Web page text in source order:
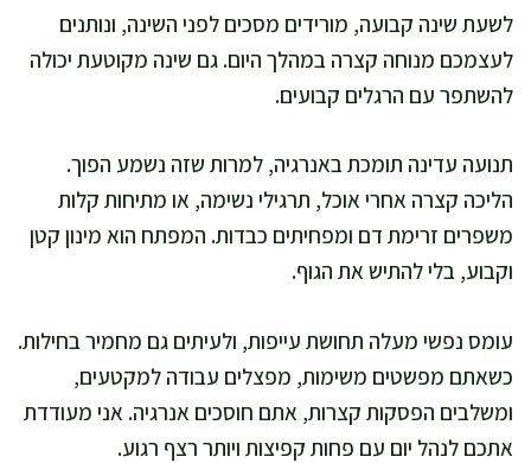
לשעת שינה קבועה, מורידים מסכים לפני השינה, ונותנים
לעצמכם מנוחה קצרה במהלך היום. גם שינה מקוטעת יכולה
להשתפר עם הרגלים קבועים.
תנועה עדינה תומכת באנרגיה, למרות שזה נשמע הפוך.
הליכה קצרה אחרי אוכל, תרגילי נשימה, או מתיחות קלות
משפרים זרימת דם ומפחיתים כבדות. המפתח הוא מינון קטן
וקבוע, בלי להתיש את הגוף.
עומס נפשי מעלה תחושת עייפות, ולעיתים גם מחמיר בחילות.
כשאתם מפשטים משימות, מפצלים עבודה למקטעים,
ומשלבים הפסקות קצרות, אתם חוסכים אנרגיה. אני מעודדת
אתכם לנהל יום עם פחות קפיצות ויותר רצף רגוע.